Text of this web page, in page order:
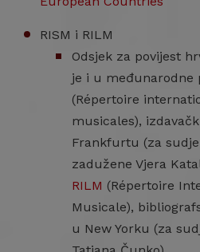
RISM i RILM
Odsjek za povijest
je i u međunarodne
(Répertoire
musicales),
Frankfurtu (za
zadužene Vjera
RILM (Répertoire
Musicale),
u New Yorku (za